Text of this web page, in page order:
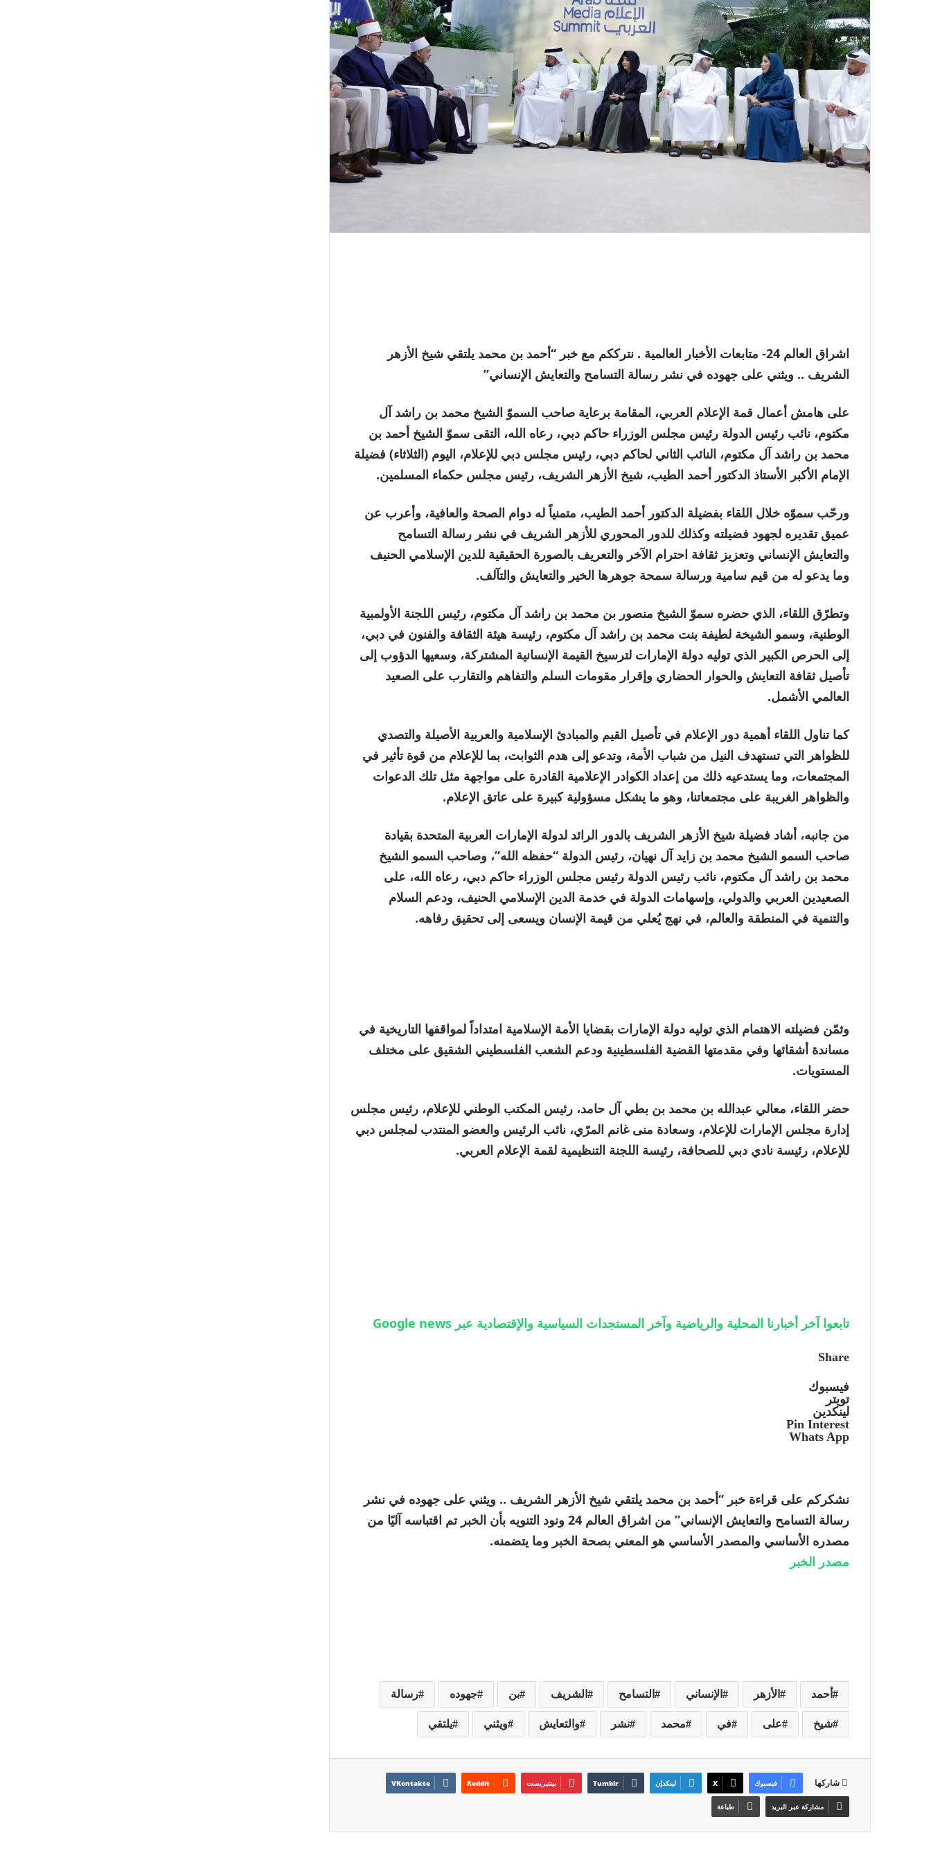
اشراق العالم 24- متابعات الأخبار العالمية . نترككم مع خبر “أحمد بن محمد يلتقي شيخ الأزهر
الشريف .. ويثني على جهوده في نشر رسالة التسامح والتعايش الإنساني”
على هامش أعمال قمة الإعلام العربي، المقامة برعاية صاحب السموّ الشيخ محمد بن راشد آل
مكتوم، نائب رئيس الدولة رئيس مجلس الوزراء حاكم دبي، رعاه الله، التقى سموّ الشيخ أحمد بن
محمد بن راشد آل مكتوم، النائب الثاني لحاكم دبي، رئيس مجلس دبي للإعلام، اليوم (الثلاثاء) فضيلة
الإمام الأكبر الأستاذ الدكتور أحمد الطيب، شيخ الأزهر الشريف، رئيس مجلس حكماء المسلمين.
ورحّب سموّه خلال اللقاء بفضيلة الدكتور أحمد الطيب، متمنياً له دوام الصحة والعافية، وأعرب عن
عميق تقديره لجهود فضيلته وكذلك للدور المحوري للأزهر الشريف في نشر رسالة التسامح
والتعايش الإنساني وتعزيز ثقافة احترام الآخر والتعريف بالصورة الحقيقية للدين الإسلامي الحنيف
وما يدعو له من قيم سامية ورسالة سمحة جوهرها الخير والتعايش والتآلف.
وتطرّق اللقاء، الذي حضره سموّ الشيخ منصور بن محمد بن راشد آل مكتوم، رئيس اللجنة الأولمبية
الوطنية، وسمو الشيخة لطيفة بنت محمد بن راشد آل مكتوم، رئيسة هيئة الثقافة والفنون في دبي،
إلى الحرص الكبير الذي توليه دولة الإمارات لترسيخ القيمة الإنسانية المشتركة، وسعيها الدؤوب إلى
تأصيل ثقافة التعايش والحوار الحضاري وإقرار مقومات السلم والتفاهم والتقارب على الصعيد
العالمي الأشمل.
كما تناول اللقاء أهمية دور الإعلام في تأصيل القيم والمبادئ الإسلامية والعربية الأصيلة والتصدي
للظواهر التي تستهدف النيل من شباب الأمة، وتدعو إلى هدم الثوابت، بما للإعلام من قوة تأثير في
المجتمعات، وما يستدعيه ذلك من إعداد الكوادر الإعلامية القادرة على مواجهة مثل تلك الدعوات
والظواهر الغريبة على مجتمعاتنا، وهو ما يشكل مسؤولية كبيرة على عاتق الإعلام.
من جانبه، أشاد فضيلة شيخ الأزهر الشريف بالدور الرائد لدولة الإمارات العربية المتحدة بقيادة
صاحب السمو الشيخ محمد بن زايد آل نهيان، رئيس الدولة “حفظه الله”، وصاحب السمو الشيخ
محمد بن راشد آل مكتوم، نائب رئيس الدولة رئيس مجلس الوزراء حاكم دبي، رعاه الله، على
الصعيدين العربي والدولي، وإسهامات الدولة في خدمة الدين الإسلامي الحنيف، ودعم السلام
والتنمية في المنطقة والعالم، في نهج يُعلي من قيمة الإنسان ويسعى إلى تحقيق رفاهه.
وثمّن فضيلته الاهتمام الذي توليه دولة الإمارات بقضايا الأمة الإسلامية امتداداً لمواقفها التاريخية في
مساندة أشقائها وفي مقدمتها القضية الفلسطينية ودعم الشعب الفلسطيني الشقيق على مختلف
المستويات.
حضر اللقاء، معالي عبدالله بن محمد بن بطي آل حامد، رئيس المكتب الوطني للإعلام، رئيس مجلس
إدارة مجلس الإمارات للإعلام، وسعادة منى غانم المرّي، نائب الرئيس والعضو المنتدب لمجلس دبي
للإعلام، رئيسة نادي دبي للصحافة، رئيسة اللجنة التنظيمية لقمة الإعلام العربي.
تابعوا آخر أخبارنا المحلية والرياضية وآخر المستجدات السياسية والإقتصادية عبر Google news
Share
فيسبوك
تويتر
لينكدين
Pin Interest
Whats App
نشكركم على قراءة خبر “أحمد بن محمد يلتقي شيخ الأزهر الشريف .. ويثني على جهوده في نشر
رسالة التسامح والتعايش الإنساني” من اشراق العالم 24 ونود التنويه بأن الخبر تم اقتباسه آليًا من
مصدره الأساسي والمصدر الأساسي هو المعني بصحة الخبر وما يتضمنه.
مصدر الخبر
أحمد الأزهر الإنساني التسامح الشريف بن جهوده رسالة
شيخ على في محمد نشر والتعايش ويثني يلتقي
شاركها فيسبوك ‫X لينكدإن بينتيريست
مشاركة عبر البريد طباعة